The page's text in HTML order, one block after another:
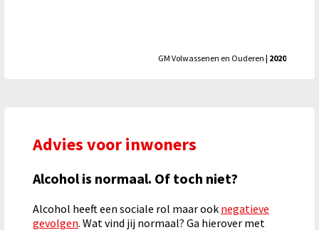
GM Volwassenen en Ouderen | 2020
Advies voor inwoners
Alcohol is normaal. Of toch niet?
Alcohol heeft een sociale rol maar ook negatieve
gevolgen. Wat vind jij normaal? Ga hierover met